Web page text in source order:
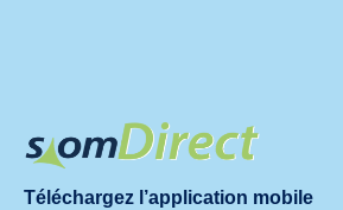
Téléchargez l’application mobile